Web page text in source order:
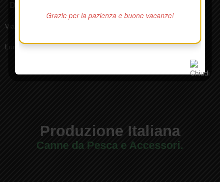
Via delle Ville, 338, 55018 Segromigno in Monte LU
Lunedì - Venerdì 8:30-17:00
Produzione Italiana
Canne da Pesca e Accessori.
Grazie per la pazienza e buone vacanze!